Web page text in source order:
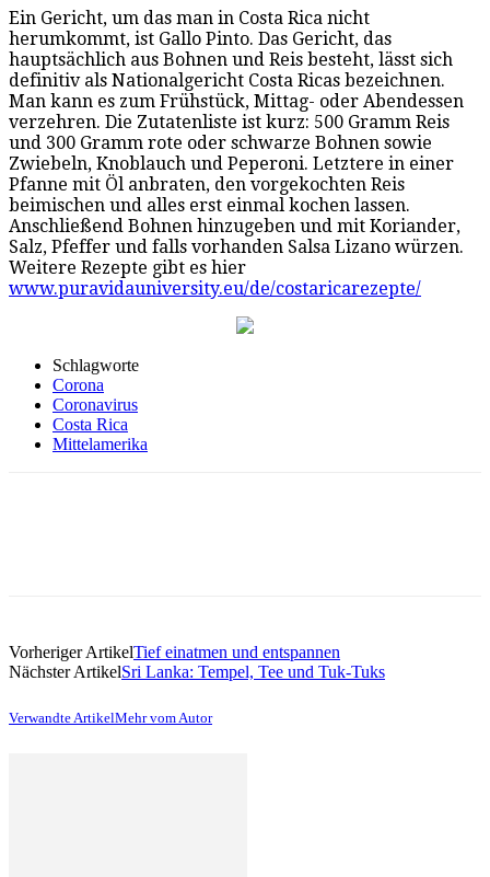
Ein Gericht, um das man in Costa Rica nicht
herumkommt, ist Gallo Pinto. Das Gericht, das
hauptsächlich aus Bohnen und Reis besteht, lässt sich
definitiv als Nationalgericht Costa Ricas bezeichnen.
Man kann es zum Frühstück, Mittag- oder Abendessen
verzehren. Die Zutatenliste ist kurz: 500 Gramm Reis
und 300 Gramm rote oder schwarze Bohnen sowie
Zwiebeln, Knoblauch und Peperoni. Letztere in einer
Pfanne mit Öl anbraten, den vorgekochten Reis
beimischen und alles erst einmal kochen lassen.
Anschließend Bohnen hinzugeben und mit Koriander,
Salz, Pfeffer und falls vorhanden Salsa Lizano würzen.
Weitere Rezepte gibt es hier
www.puravidauniversity.eu/de/costaricarezepte/
Schlagworte
Corona
Coronavirus
Costa Rica
Mittelamerika
Vorheriger ArtikelTief einatmen und entspannen
Nächster ArtikelSri Lanka: Tempel, Tee und Tuk-Tuks
Verwandte ArtikelMehr vom Autor